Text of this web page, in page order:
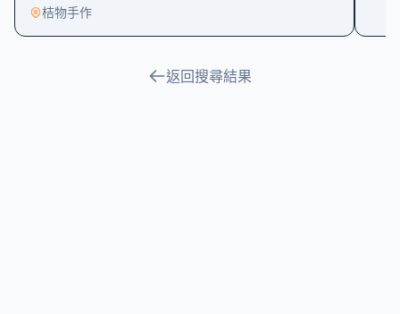
桔物手作
返回搜尋結果